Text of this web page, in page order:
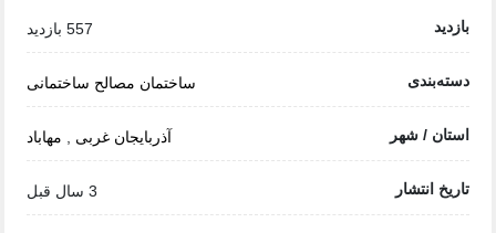
بازدید 557 بازدید
دسته‌بندی ساختمان مصالح ساختمانی
استان / شهر آذربایجان غربی مهاباد
تاریخ انتشار 3 سال قبل